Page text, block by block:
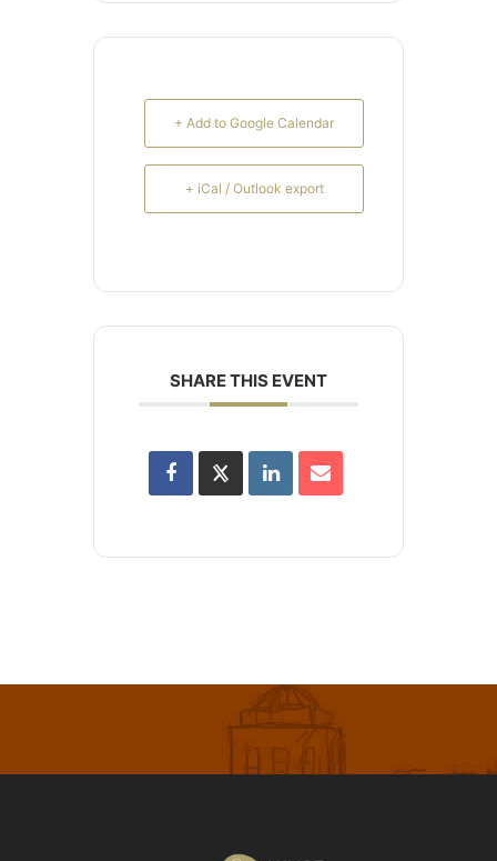
+ Add to Google Calendar
+ iCal / Outlook export
SHARE THIS EVENT